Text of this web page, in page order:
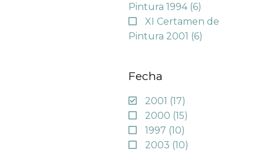
Pintura 1994 (6)
XI Certamen de
Pintura 2001 (6)
Fecha
2001 (17)
2000 (15)
1997 (10)
2003 (10)